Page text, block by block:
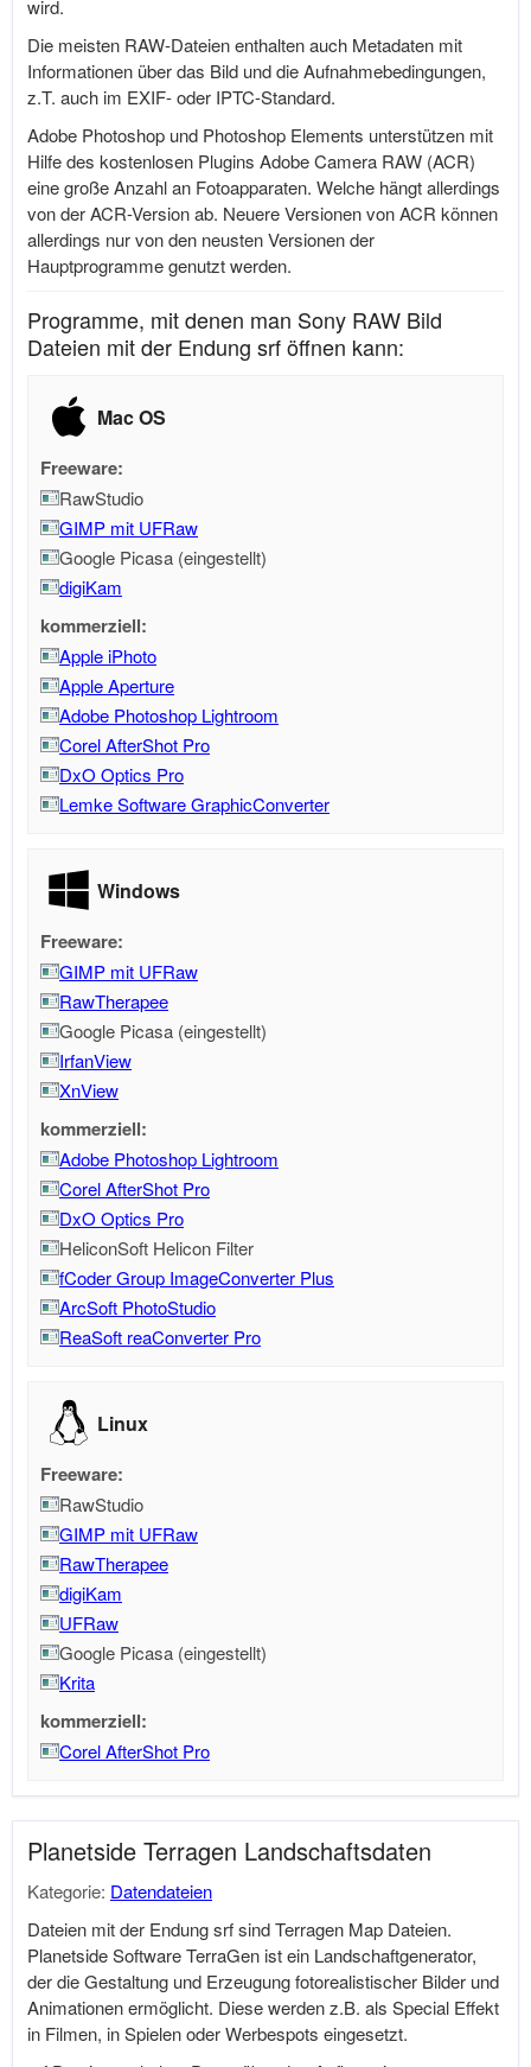
wird.
Die meisten RAW-Dateien enthalten auch Metadaten mit
Informationen über das Bild und die Aufnahmebedingungen,
z.T. auch im EXIF- oder IPTC-Standard.
Adobe Photoshop und Photoshop Elements unterstützen mit
Hilfe des kostenlosen Plugins Adobe Camera RAW (ACR)
eine große Anzahl an Fotoapparaten. Welche hängt allerdings
von der ACR-Version ab. Neuere Versionen von ACR können
allerdings nur von den neusten Versionen der
Hauptprogramme genutzt werden.
Programme, mit denen man Sony RAW Bild
Dateien mit der Endung srf öffnen kann:
Mac OS
Freeware:
RawStudio
GIMP mit UFRaw
Google Picasa (eingestellt)
digiKam
kommerziell:
Apple iPhoto
Apple Aperture
Adobe Photoshop Lightroom
Corel AfterShot Pro
DxO Optics Pro
Lemke Software GraphicConverter
Windows
Freeware:
GIMP mit UFRaw
RawTherapee
Google Picasa (eingestellt)
IrfanView
XnView
kommerziell:
Adobe Photoshop Lightroom
Corel AfterShot Pro
DxO Optics Pro
HeliconSoft Helicon Filter
fCoder Group ImageConverter Plus
ArcSoft PhotoStudio
ReaSoft reaConverter Pro
Linux
Freeware:
RawStudio
GIMP mit UFRaw
RawTherapee
digiKam
UFRaw
Google Picasa (eingestellt)
Krita
kommerziell:
Corel AfterShot Pro
Planetside Terragen Landschaftsdaten
Kategorie: Datendateien
Dateien mit der Endung srf sind Terragen Map Dateien.
Planetside Software TerraGen ist ein Landschaftgenerator,
der die Gestaltung und Erzeugung fotorealistischer Bilder und
Animationen ermöglicht. Diese werden z.B. als Special Effekt
in Filmen, in Spielen oder Werbespots eingesetzt.